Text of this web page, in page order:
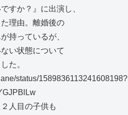
すか？』に出演し、
理由。離婚後の
持っているが、
い状態について
た。
status/1589836113241608198?
人目の子供も